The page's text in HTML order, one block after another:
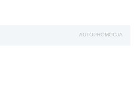
AUTOPROMOCJA